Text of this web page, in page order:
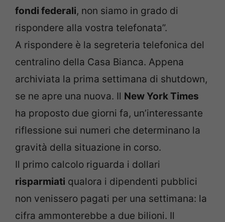
fondi federali, non siamo in grado di
rispondere alla vostra telefonata”.
A rispondere è la segreteria telefonica del
centralino della Casa Bianca. Appena
archiviata la prima settimana di shutdown,
se ne apre una nuova. Il New York Times
ha proposto due giorni fa, un’interessante
riflessione sui numeri che determinano la
gravità della situazione in corso.
Il primo calcolo riguarda i dollari
risparmiati qualora i dipendenti pubblici
non venissero pagati per una settimana: la
cifra ammonterebbe a due bilioni. Il